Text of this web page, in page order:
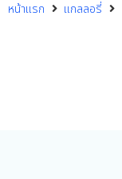
หน้าแรก แกลลอรี่